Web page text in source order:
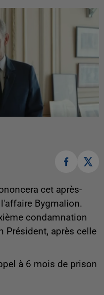
cet après-
Bygmalion.
condamnation
Président, après celle
à 6 mois de prison